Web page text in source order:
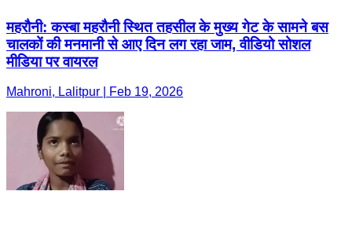
महरौनी: कस्बा महरौनी स्थित तहसील के मुख्य गेट के सामने बस
चालकों की मनमानी से आए दिन लग रहा जाम, वीडियो सोशल
मीडिया पर वायरल
Mahroni, Lalitpur | Feb 19, 2026